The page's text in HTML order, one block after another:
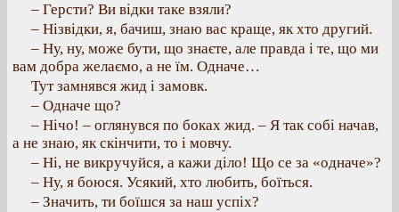
– Герсти? Ви відки таке взяли?
– Нізвідки, я, бачиш, знаю вас краще, як хто другий.
– Ну, ну, може бути, що знаєте, але правда і те, що ми
вам добра желаємо, а не їм. Одначе…
Тут замнявся жид і замовк.
– Одначе що?
– Нічо! – оглянувся по боках жид. – Я так собі начав,
а не знаю, як скінчити, то і мовчу.
– Ні, не викручуйся, а кажи діло! Що се за «одначе»?
– Ну, я боюся. Усякий, хто любить, боїться.
– Значить, ти боїшся за наш успіх?